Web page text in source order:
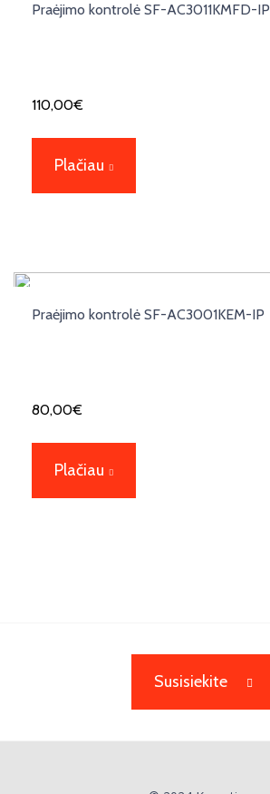
Praėjimo kontrolė SF-AC3011KMFD-IP
110,00€
Plačiau
Praėjimo kontrolė SF-AC3001KEM-IP
80,00€
Plačiau
Susisiekite